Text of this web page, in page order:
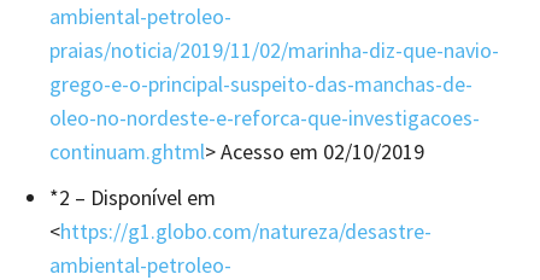
ambiental-petroleo-
praias/noticia/2019/11/02/marinha-diz-que-navio-
grego-e-o-principal-suspeito-das-manchas-de-
oleo-no-nordeste-e-reforca-que-investigacoes-
continuam.ghtml> Acesso em 02/10/2019
*2 – Disponível em
<https://g1.globo.com/natureza/desastre-
ambiental-petroleo-